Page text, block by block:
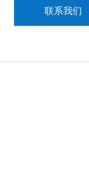
联系我们